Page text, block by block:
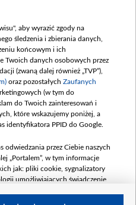
strony
o nadawcy
TVP
aby wyrazić zgody na
śledzenia i zbierania danych,
końcowym i ich
Twoich danych osobowych przez
(zwaną dalej również „TVP”),
oraz pozostałych Zaufanych
(w tym do
do Twoich zainteresowań i
które wskazujemy poniżej, a
identyfikatora PPID do Google.
odwiedzania przez Ciebie naszych
„Portalem”, w tym informacje
jak: pliki cookie, sygnalizatory
umożliwiających świadczenie